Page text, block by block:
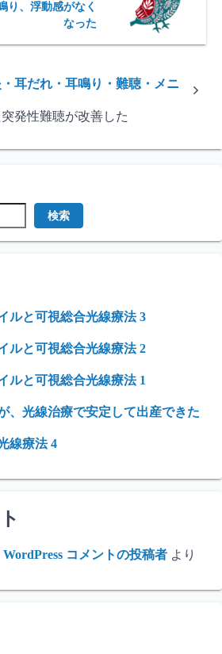
り、浮動感がなく
なった
耳だれ・耳鳴り・難聴・メニ
発性難聴が改善した
検索
ルと可視総合光線療法 3
ルと可視総合光線療法 2
ルと可視総合光線療法 1
、光線治療で安定して出産できた
線療法 4
WordPress コメントの投稿者 より